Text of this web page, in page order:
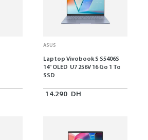
ASUS
Laptop Vivobook S S5406S
14" OLED U7 256V 16 Go 1 To
SSD
14.290 DH